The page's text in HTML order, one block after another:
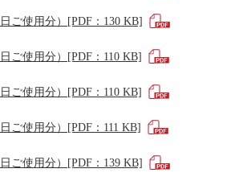
ご使用分）[PDF：130 KB]
ご使用分）[PDF：110 KB]
ご使用分）[PDF：110 KB]
ご使用分）[PDF：111 KB]
ご使用分）[PDF：139 KB]